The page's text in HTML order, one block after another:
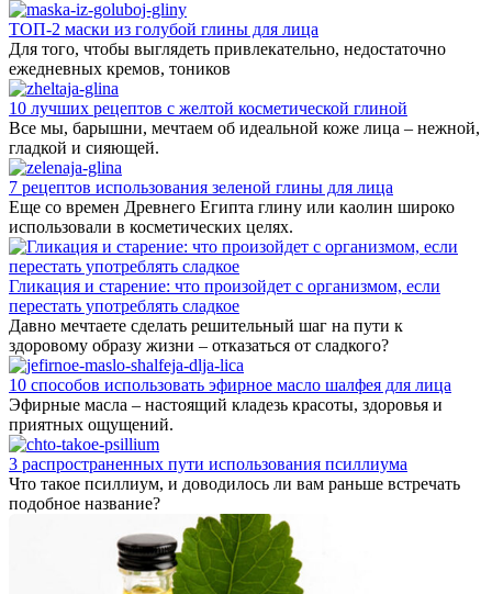
ТОП-2 маски из голубой глины для лица
Для того, чтобы выглядеть привлекательно, недостаточно
ежедневных кремов, тоников
10 лучших рецептов с желтой косметической глиной
Все мы, барышни, мечтаем об идеальной коже лица – нежной,
гладкой и сияющей.
7 рецептов использования зеленой глины для лица
Еще со времен Древнего Египта глину или каолин широко
использовали в косметических целях.
Гликация и старение: что произойдет с организмом, если
перестать употреблять сладкое
Давно мечтаете сделать решительный шаг на пути к
здоровому образу жизни – отказаться от сладкого?
10 способов использовать эфирное масло шалфея для лица
Эфирные масла – настоящий кладезь красоты, здоровья и
приятных ощущений.
3 распространенных пути использования псиллиума
Что такое псиллиум, и доводилось ли вам раньше встречать
подобное название?